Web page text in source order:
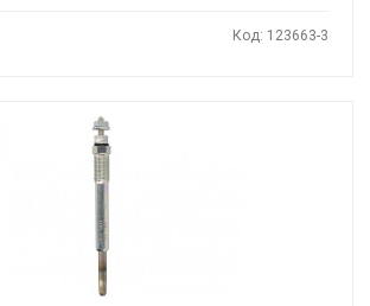
Код: 123663-3